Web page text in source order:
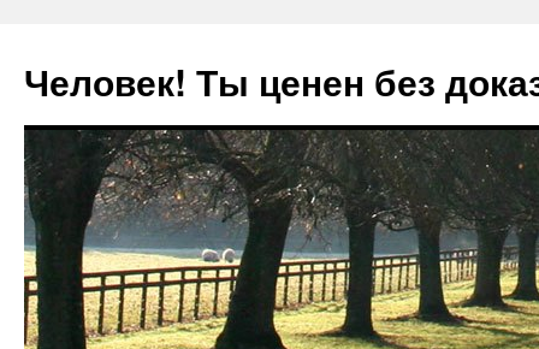
Человек! Ты ценен без